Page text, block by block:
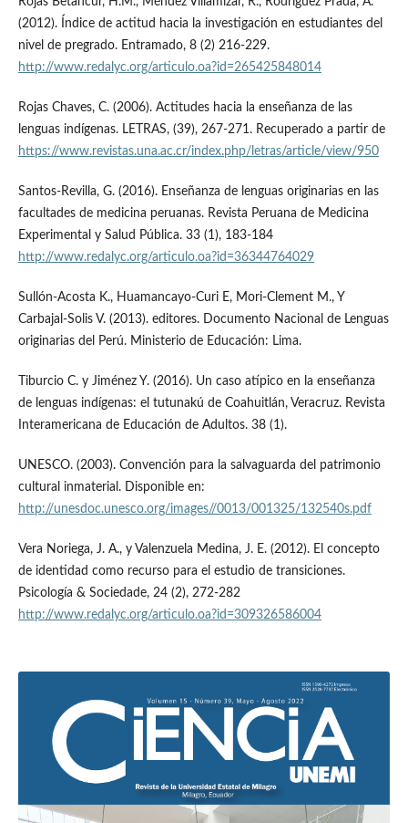
(2012). Índice de actitud hacia la investigación en estudiantes del
nivel de pregrado. Entramado, 8 (2) 216-229.
http://www.redalyc.org/articulo.oa?id=265425848014
Rojas Chaves, C. (2006). Actitudes hacia la enseñanza de las
lenguas indígenas. LETRAS, (39), 267-271. Recuperado a partir de
https://www.revistas.una.ac.cr/index.php/letras/article/view/950
Santos-Revilla, G. (2016). Enseñanza de lenguas originarias en las
facultades de medicina peruanas. Revista Peruana de Medicina
Experimental y Salud Pública. 33 (1), 183-184
http://www.redalyc.org/articulo.oa?id=36344764029
Sullón-Acosta K., Huamancayo-Curi E, Mori-Clement M., Y
Carbajal-Solis V. (2013). editores. Documento Nacional de Lenguas
originarias del Perú. Ministerio de Educación: Lima.
Tiburcio C. y Jiménez Y. (2016). Un caso atípico en la enseñanza
de lenguas indígenas: el tutunakú de Coahuitlán, Veracruz. Revista
Interamericana de Educación de Adultos. 38 (1).
UNESCO. (2003). Convención para la salvaguarda del patrimonio
cultural inmaterial. Disponible en:
http://unesdoc.unesco.org/images//0013/001325/132540s.pdf
Vera Noriega, J. A., y Valenzuela Medina, J. E. (2012). El concepto
de identidad como recurso para el estudio de transiciones.
Psicología & Sociedade, 24 (2), 272-282
http://www.redalyc.org/articulo.oa?id=309326586004